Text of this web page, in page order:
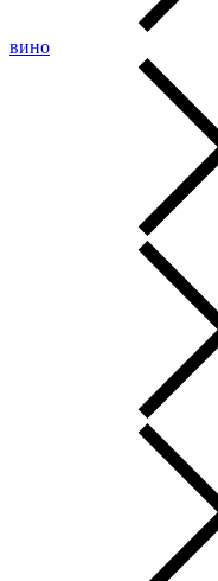
вино